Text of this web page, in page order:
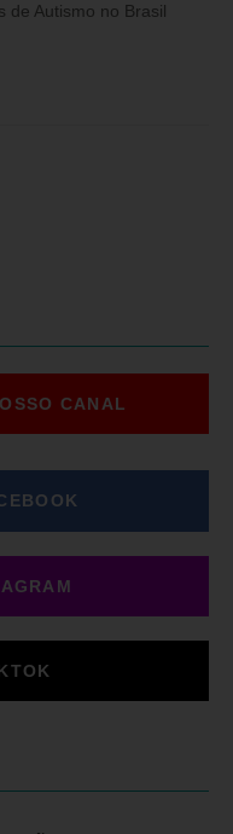
de Autismo no Brasil
CANAL